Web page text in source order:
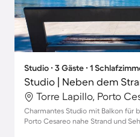
Studio ∙ 3 Gäste ∙ 1
Studio | Neben dem
Torre Lapillo, Porto
Charmantes Studio mit Balkon für
Porto Cesareo nahe Strand und